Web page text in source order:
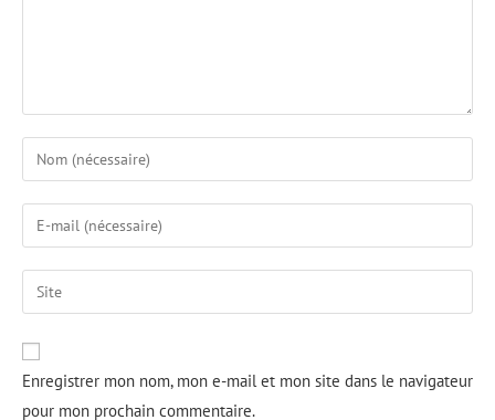
Enregistrer mon nom, mon e-mail et mon site dans le navigateur
pour mon prochain commentaire.